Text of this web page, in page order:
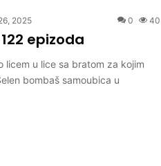
2025 0 40
epizoda
licem u lice sa bratom za kojim
bombaš samoubica u